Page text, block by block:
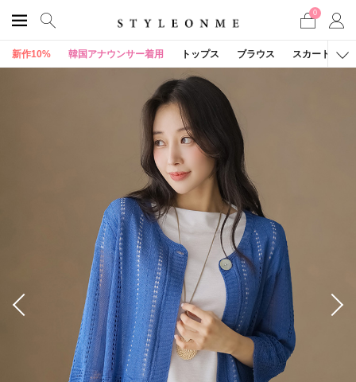
0
新作10% 韓国アナウンサー着用 トップス ブラウス スカート